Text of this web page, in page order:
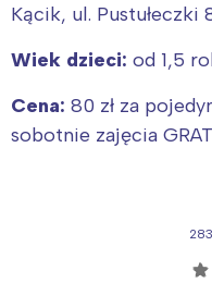
Kącik, ul. Pustułeczki
Wiek dzieci: od 1,5
Cena: 80 zł za
sobotnie zajęcia
☆